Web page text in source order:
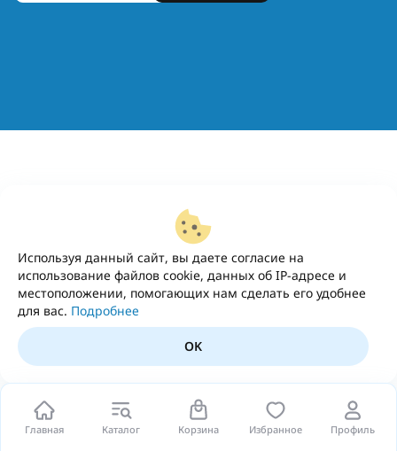
Главная Каталог Корзина Избранное Профиль
Используя данный сайт, вы даете согласие на
использование файлов cookie, данных об IP-адресе и
местоположении, помогающих нам сделать его удобнее
для вас. Подробнее
OK